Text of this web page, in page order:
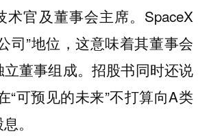
术官及董事会主席。SpaceX
司”地位，这意味着其董事会
董事组成。招股书同时还说
“可预见的未来”不打算向A类
。